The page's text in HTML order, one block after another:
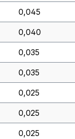
0,045
0,040
0,035
0,035
0,025
0,025
0,025